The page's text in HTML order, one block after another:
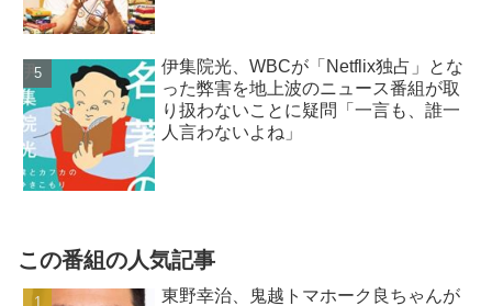
伊集院光、WBCが「Netflix独占」とな
った弊害を地上波のニュース番組が取
り扱わないことに疑問「一言も、誰一
人言わないよね」
この番組の人気記事
東野幸治、鬼越トマホーク良ちゃんが